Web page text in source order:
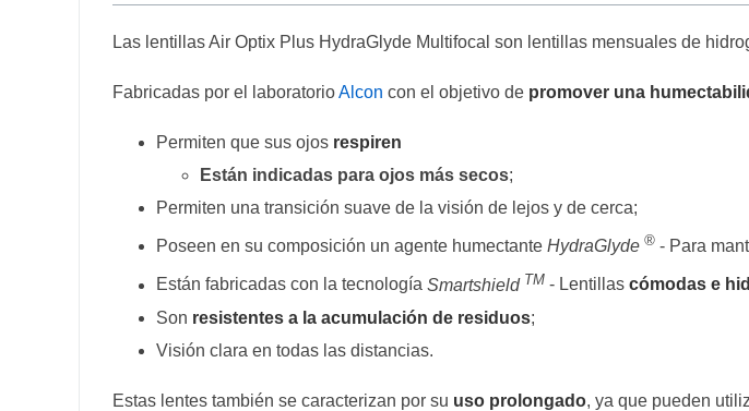
Las lentillas Air Optix Plus HydraGlyde Multifocal son lentillas mensuales de
Fabricadas por el laboratorioAlcon con el objetivo de promover una
Permiten que sus ojos respiren
Están indicadas para ojos más secos;
Permiten una transición suave de la visión de lejos y de cerca;
Poseen en su composición un agente humectante HydraGlyde ® - Para
Están fabricadas con la tecnología Smartshield TM - Lentillas cómodas e
Son resistentes a la acumulación de residuos;
Visión clara en todas las distancias.
Estas lentes también se caracterizan por su uso prolongado, ya que pueden